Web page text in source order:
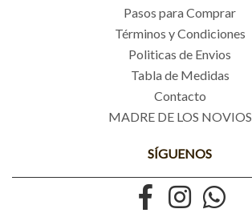
Pasos para Comprar
Términos y Condiciones
Politicas de Envios
Tabla de Medidas
Contacto
MADRE DE LOS NOVIOS
SÍGUENOS